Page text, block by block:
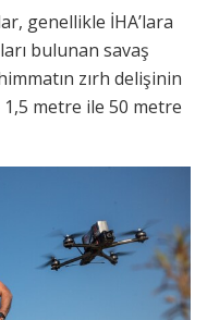
genellikle İHA’lara
bulunan savaş
zırh delişinin
1,5 metre ile 50 metre